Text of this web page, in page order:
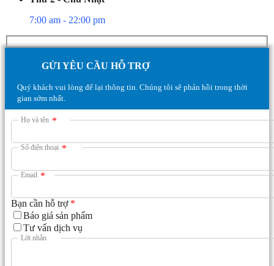
7:00 am - 22:00 pm
GỬI YÊU CẦU HỖ TRỢ
Quý khách vui lòng để lại thông tin. Chúng tôi sẽ phản hồi trong thời
gian sớm nhất.
Họ và tên *
Số điện thoại *
Email *
Bạn cần hỗ trợ *
Báo giá sản phẩm
Tư vấn dịch vụ
Lời nhắn